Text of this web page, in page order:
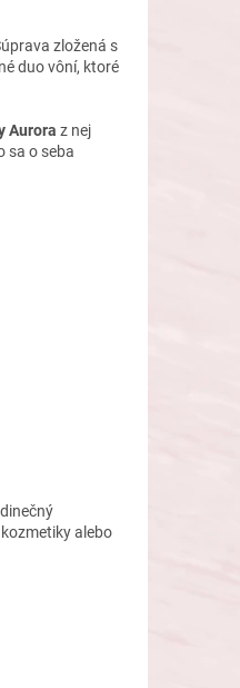
zložená s
duo vôní, ktoré
Aurora z nej
sa o seba
alebo